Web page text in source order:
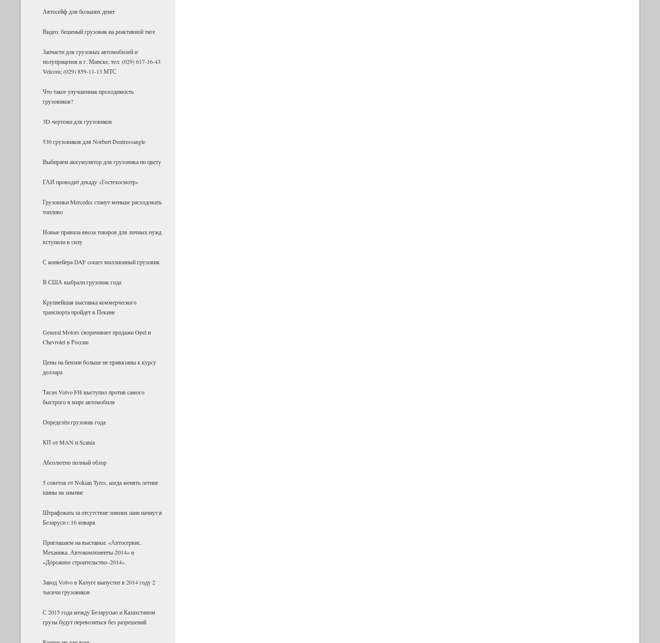
Ав­то­сейф для боль­ших денег
Видео: бешеный грузовик на реактивной тяге
Запчасти для грузовых автомобилей и
полуприцепов в г. Минске, тел: (029) 617-16-43
Velcom; (029) 859-11-13 МТС
Что такое улучшенная проходимость
грузовиков?
3D-чертежи для грузовиков
530 грузовиков для Norbert Dentressangle
Выбираем аккумулятор для грузовика по цвету
ГАИ проводит декаду «Гостехосмотр»
Грузовики Mercedes станут меньше расходовать
топливо
Новые правила ввоза товаров для личных нужд
вступили в силу
С конвейера DAF coшел миллионный грузовик
В США выбрали грузовик года
Крупнейшая выставка коммерческого
транспорта пройдет в Пекине
General Motors сворачивает продажи Opel и
Chevrolet в России
Цены на бензин больше не привязаны к курсу
доллара
Тягач Volvo FH выступил против самого
быстрого в мире автомобиля
Определён грузовик года
КП от MAN и Scania
Абсолютно полный обзор
5 советов от Nokian Tyres, когда менять летние
шины на зимние
Штрафовать за отсутствие зимних шин начнут в
Беларуси с 16 января
Приглашаем на выставки: «Автосервис.
Механика. Автокомпоненты-2014» и
«Дорожное строительство–2014».
Завод Volvo в Калуге выпустит в 2014 году 2
тысячи грузовиков
С 2015 года между Беларусью и Казахстаном
грузы будут перевозиться без разрешений